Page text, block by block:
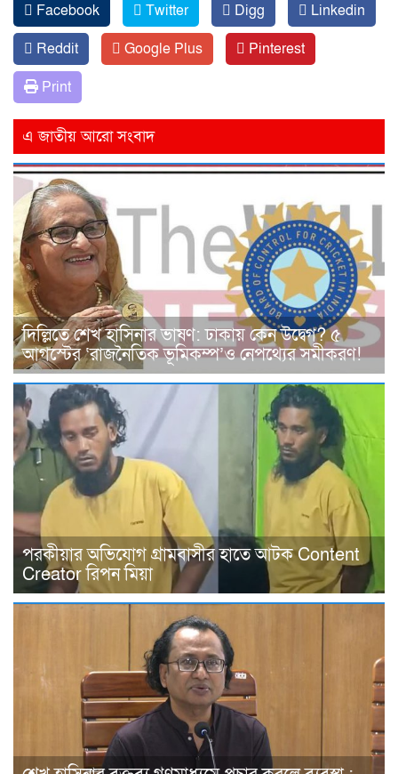
Facebook Twitter Digg
Linkedin
Reddit
Google Plus
Pinterest
Print
এ জাতীয় আরো সংবাদ
দিল্লিতে শেখ হাসিনার ভাষণ: ঢাকায় কেন উদ্বেগ? ৫
আগস্টের ‘রাজনৈতিক ভূমিকম্প’ও নেপথ্যের সমীকরণ!
পরকীয়ার অভিযোগ গ্রামবাসীর হাতে আটক Content
Creator রিপন মিয়া